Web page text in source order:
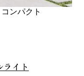
ンパクト
イト